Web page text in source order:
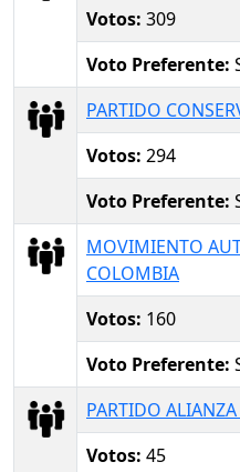
Votos: 309
Voto Preferente:
PARTIDO
Votos: 294
Voto Preferente:
MOVIMIENTO
COLOMBIA
Votos: 160
Voto Preferente:
PARTIDO ALIANZA
Votos: 45